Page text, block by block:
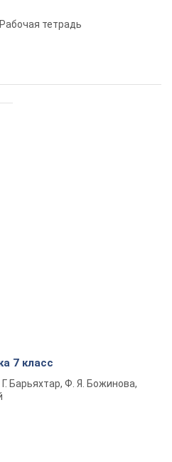
Рабочая тетрадь
7 класс
Г. Барьяхтар, Ф. Я. Божинова,